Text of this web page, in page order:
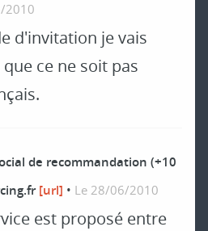
2010
d'invitation je vais
ce ne soit pas
de recommandation (+10
[url] • Le 28/06/2010
est proposé entre